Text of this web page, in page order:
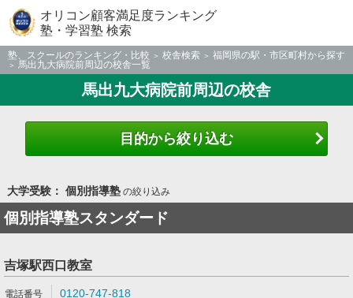
オリコン顧客満足度ランキング
塾・学習塾 検索
塾、スクールのランキング・比較 校舎検索
福岡県の駅・市区町村から探す
馬出九大病院前周辺の校舎一覧
馬出九大病院前周辺の校舎
目的から絞り込む
大学受験： 個別指導塾の絞り込み
個別指導塾スタンダード
吉塚駅西口教室
0120-747-818